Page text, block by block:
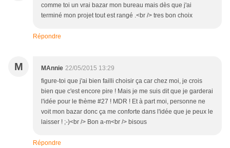
comme toi un vrai bazar mon bureau mais dès que j'ai
terminé mon projet tout est rangé .<br /> tres bon choix
Répondre
M MAnnie 22/05/2015 13:29
figure-toi que j'ai bien failli choisir ça car chez moi, je crois
bien que c'est encore pire ! Mais je me suis dit que je garderai
l'idée pour le thème #27 ! MDR ! Et à part moi, personne ne
voit mon bazar donc ça me conforte dans l'idée que je peux le
laisser ! ;-)<br /> Bon a-m<br /> bisous
Répondre